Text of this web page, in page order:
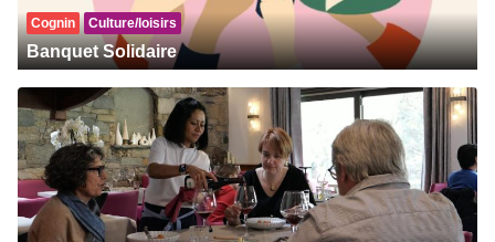
Cognin Culture/loisirs
Banquet Solidaire